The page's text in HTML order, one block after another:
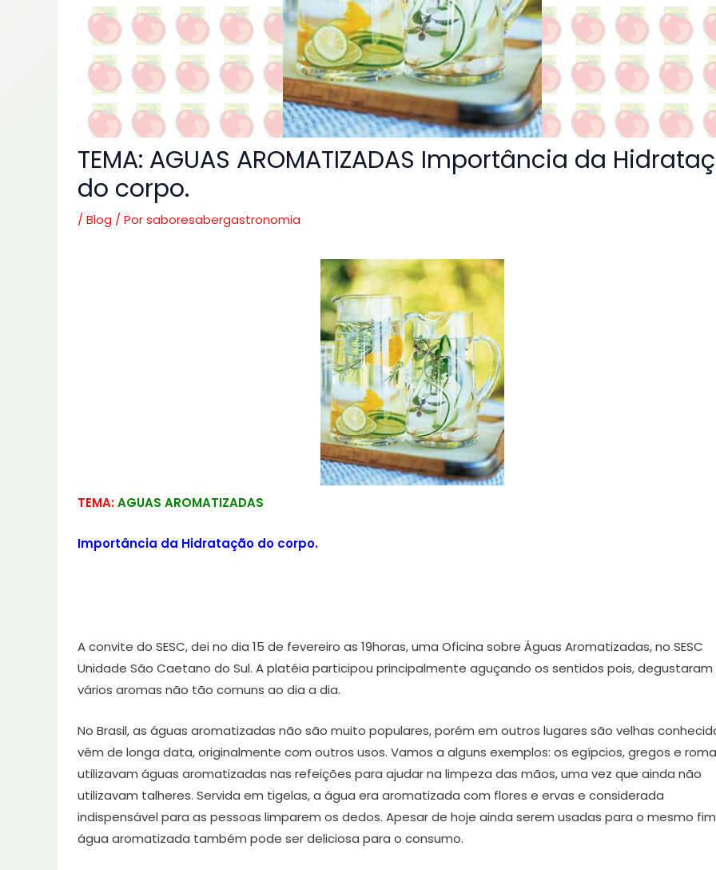
TEMA: AGUAS AROMATIZADAS Importância da
do corpo.
/ Blog / Porsaboresabergastronomia
TEMA:AGUAS AROMATIZADAS
Importância da Hidratação do corpo.
A convite do SESC, dei no dia 15 de fevereiro as 19horas, uma Oficina sobre Águas Aromatizadas, no SESC
Unidade São Caetano do Sul. A platéia participou principalmente aguçando os sentidos pois, degustaram
vários aromas não tão comuns ao dia a dia.
No Brasil, as águas aromatizadas não são muito populares, porém em outros lugares são velhas
vêm de longa data, originalmente com outros usos. Vamos a alguns exemplos: os egípcios, gregos e
utilizavam águas aromatizadas nas refeições para ajudar na limpeza das mãos, uma vez que ainda não
utilizavam talheres. Servida em tigelas, a água era aromatizada com flores e ervas e considerada
indispensável para as pessoas limparem os dedos. Apesar de hoje ainda serem usadas para o mesmo
água aromatizada também pode ser deliciosa para o consumo.